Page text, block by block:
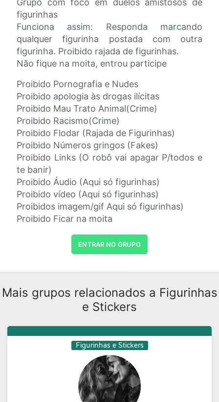
Grupo com foco em duelos amistosos de
figurinhas
Funciona assim: Responda marcando
qualquer figurinha postada com outra
figurinha. Proibido rajada de figurinhas.
Não fique na moita, entrou participe
Proibido Pornografia e Nudes
Proibido apologia às drogas ilícitas
Proibido Mau Trato Animal(Crime)
Proibido Racismo(Crime)
Proibido Flodar (Rajada de Figurinhas)
Proibido Números gringos (Fakes)
Proibido Links (O robô vai apagar P/todos e
te banir)
Proibido Áudio (Aqui só figurinhas)
Proibido vídeo (Aqui só figurinhas)
Proibidos imagem/gif Aqui só figurinhas)
Proibido Ficar na moita
ENTRAR NO GRUPO
Mais grupos relacionados a Figurinhas
e Stickers
Figurinhas e Stickers